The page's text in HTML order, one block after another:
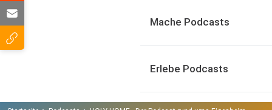
Mache Podcasts
Erlebe Podcasts